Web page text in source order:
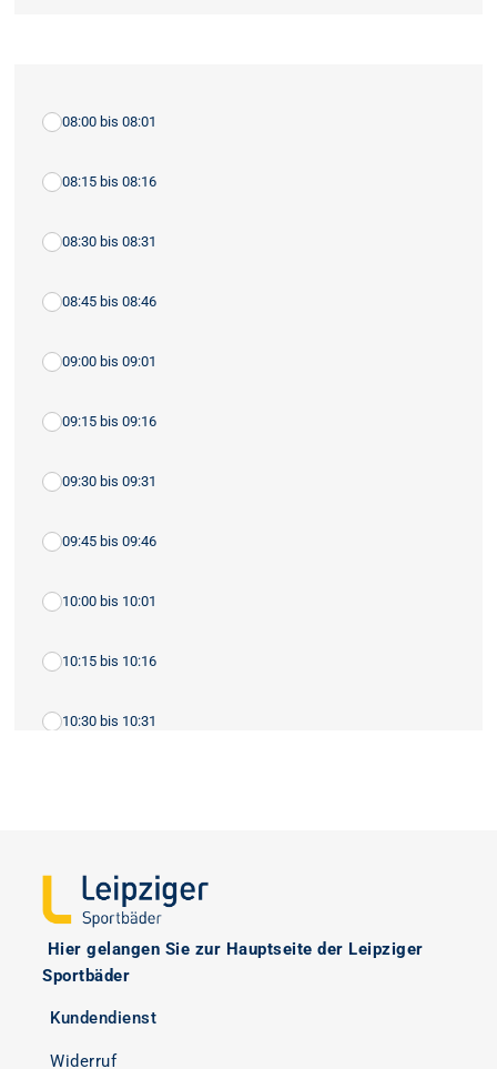
08:00 bis 08:01
08:15 bis 08:16
08:30 bis 08:31
08:45 bis 08:46
09:00 bis 09:01
09:15 bis 09:16
09:30 bis 09:31
09:45 bis 09:46
10:00 bis 10:01
10:15 bis 10:16
10:30 bis 10:31
11:15 bis 11:16
11:30 bis 11:31
11:45 bis 11:46
Hier gelangen Sie zur Hauptseite der Leipziger
Sportbäder
Kundendienst
Widerruf